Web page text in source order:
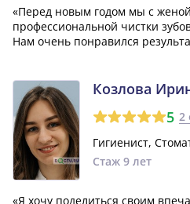
«Перед новым годом мы с
профессиональной чистки
Нам очень понравился
Козлова
5 2
Гигиенист,
Стаж 9 лет
«Я хочу поделиться своим